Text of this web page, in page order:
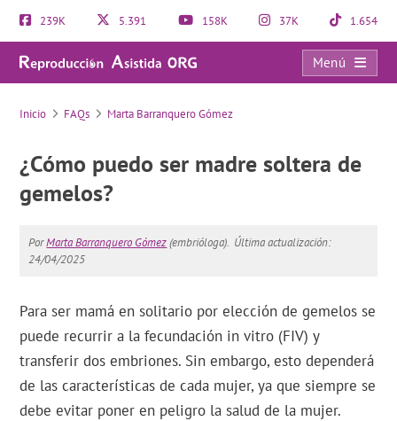
239K 5.391 158K 37K 1.654
Menú
FAQs
Inicio FAQs Marta Barranquero Gómez
¿Cómo puedo ser madre soltera de
gemelos?
PorMarta Barranquero Gómez(embrióloga). Última actualización:
24/04/2025
Para ser mamá en solitario por elección de gemelos se
puede recurrir a la fecundación in vitro (FIV) y
transferir dos embriones. Sin embargo, esto dependerá
de las características de cada mujer, ya que siempre se
debe evitar poner en peligro la salud de la mujer.